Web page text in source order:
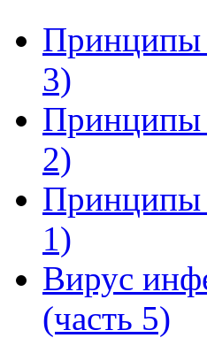
Принципы
3)
Принципы
2)
Принципы
1)
Вирус
(часть 5)